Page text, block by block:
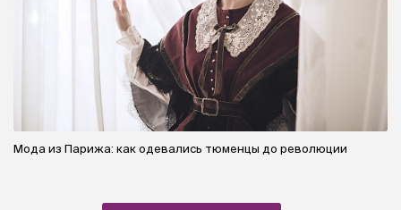
Мода из Парижа: как одевались тюменцы до революции